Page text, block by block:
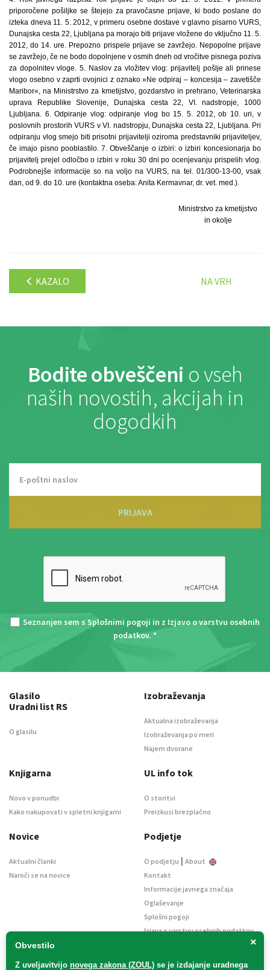
priporočene pošiljke se štejejo za pravočasne prijave, ki bodo poslane do
izteka dneva 11. 5. 2012, v primeru osebne dostave v glavno pisarno VURS,
Dunajska cesta 22, Ljubljana pa morajo biti prijave vložene do vključno 11. 5.
2012, do 14. ure. Prepozno prispele prijave se zavržejo. Nepopolne prijave
se zavržejo, če ne bodo dopolnjene v osmih dneh od vročitve pisnega poziva
za dopolnitev vloge. 5. Naslov za vložitev vlog: prijavitelj pošlje ali prinese
vlogo osebno v zaprti ovojnici z oznako »Ne odpiraj – koncesija – zavetišče
Maribor«, na Ministrstvo za kmetijstvo, gozdarstvo in prehrano, Veterinarska
uprava Republike Slovenije, Dunajska cesta 22, VI. nadstropje, 1000
Ljubljana. 6. Odpiranje vlog: odpiranje vlog bo 15. 5. 2012, ob 10. uri, v
poslovnih prostorih VURS v VI. nadstropju, Dunajska cesta 22, Ljubljana. Pri
odpiranju vlog smejo biti prisotni prijavitelji oziroma predstavniki prijaviteljev,
če imajo pisno pooblastilo. 7. Obveščanje o izbiri: o izbiri koncesionarja bo
prijavitelj prejel odločbo o izbiri v roku 30 dni po ocenjevanju prispelih vlog.
Podrobnejše informacije so na voljo na VURS, na tel. 01/300-13-00, vsak
dan, od 9. do 10. ure (kontaktna oseba: Anita Kermavnar, dr. vet. med.).
Ministrstvo za kmetijstvo
in okolje
KAZALO NA VRH
Bodite obveščeni o vseh
naših novostih, akcijah in
dogodkih
PRIJAVA
Seznanjen sem s Splošnimi pogoji in z Izjavo o varstvu osebnih
podatkov. *
×
Obvestilo
Z uveljavitvijo novega zakona (ZOUL) se je izdajanje uradnega
Glasilo
Uradni list RS
O glasilu
Izobraževanja
Aktualna izobraževanja
Izobraževanja po meri
Najem dvorane
Knjigarna
Novo v ponudbi
Kako nakupovati v spletni knjigarni
UL info tok
O storitvi
Preizkusi brezplačno
Novice
Aktualni članki
Naroči se na novice
Podjetje
O podjetju | About
Kontakt
Informacije javnega značaja
Oglaševanje
Splošni pogoji
Izjava o varstvu osebnih podatkov